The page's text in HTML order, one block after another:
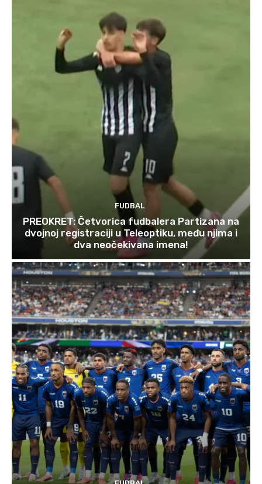
FUDBAL
PREOKRET: Četvorica fudbalera Partizana na
dvojnoj registraciji u Teleoptiku, među njima i
dva neočekivana imena!